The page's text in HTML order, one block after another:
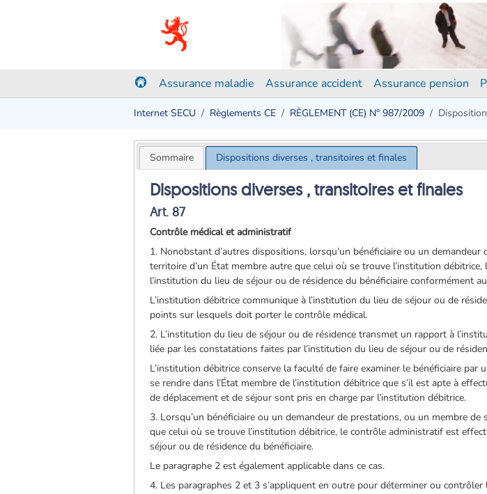
Assurance maladie Assurance accident Assurance pension
Internet SECU Règlements CE RÈGLEMENT (CE) N° 987/2009
Sommaire Dispositions diverses , transitoires et finales
Dispositions diverses , transitoires et finales
Art. 87
Contrôle médical et administratif
1. Nonobstant d’autres dispositions, lorsqu’un bénéficiaire ou un
territoire d’un État membre autre que celui où se trouve l’institution
l’institution du lieu de séjour ou de résidence du bénéficiaire conformément
L’institution débitrice communique à l’institution du lieu de séjour ou de
points sur lesquels doit porter le contrôle médical.
2. L’institution du lieu de séjour ou de résidence transmet un rapport à
liée par les constatations faites par l’institution du lieu de séjour ou de
L’institution débitrice conserve la faculté de faire examiner le bénéficiaire
se rendre dans l’État membre de l’institution débitrice que s’il est apte à
de déplacement et de séjour sont pris en charge par l’institution débitrice.
3. Lorsqu’un bénéficiaire ou un demandeur de prestations, ou un membre
que celui où se trouve l’institution débitrice, le contrôle administratif est
séjour ou de résidence du bénéficiaire.
Le paragraphe 2 est également applicable dans ce cas.
4. Les paragraphes 2 et 3 s’appliquent en outre pour déterminer ou contrôler